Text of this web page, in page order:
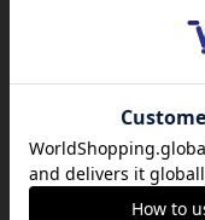
近くで予定され
相席ナイト